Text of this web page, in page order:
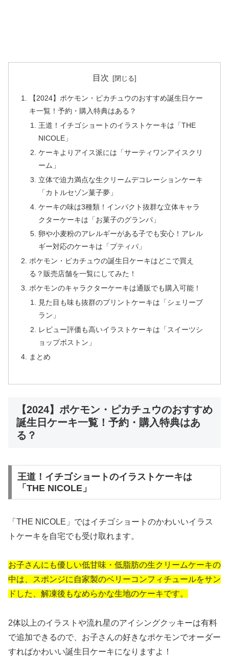
目次
【2024】ポケモン・ピカチュウのおすすめ誕生日ケー
キ一覧！予約・購入特典はある？
王道！イチゴショートのイラストケーキは「THE
NICOLE」
ケーキよりアイス派には「サーティワンアイスクリ
ーム」
立体で迫力満点な生クリームデコレーションケーキ
「カトルセゾン菓子夢」
ケーキの味は3種類！インパクト抜群な立体キャラ
クターケーキは「お菓子のグランパ」
卵や小麦粉のアレルギーがある子でも安心！アレル
ギー対応のケーキは「プティパ」
ポケモン・ピカチュウの誕生日ケーキはどこで買え
る？販売店舗を一覧にしてみた！
ポケモンのキャラクターケーキは通販でも購入可能！
見た目も味も抜群のプリントケーキは「シェリーブ
ラン」
レビュー評価も高いイラストケーキは「スイーツシ
ョップボストン」
まとめ
【2024】ポケモン・ピカチュウのおすすめ
誕生日ケーキ一覧！予約・購入特典はあ
る？
王道！イチゴショートのイラストケーキは
「THE NICOLE」
「THE NICOLE」ではイチゴショートのかわいいイラス
トケーキを自宅でも受け取れます。
お子さんにも優しい低甘味・低脂肪の生クリームケーキの
中は、スポンジに自家製のベリーコンフィチュールをサン
ドした、解凍後もなめらかな生地のケーキです。
2体以上のイラストや流れ星のアイシングクッキーは有料
で追加できるので、お子さんの好きなポケモンでオーダー
すればかわいい誕生日ケーキになりますよ！